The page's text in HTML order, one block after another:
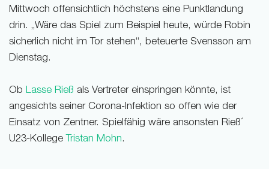
Mittwoch offensichtlich höchstens eine Punktlandung
drin. „Wäre das Spiel zum Beispiel heute, würde Robin
sicherlich nicht im Tor stehen“, beteuerte Svensson am
Dienstag.
Ob Lasse Rieß als Vertreter einspringen könnte, ist
angesichts seiner Corona-Infektion so offen wie der
Einsatz von Zentner. Spielfähig wäre ansonsten Rieß´
U23-Kollege Tristan Mohn.